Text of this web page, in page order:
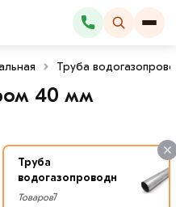
Труба
40 мм
Труба
водогазопроводная
Товаров7